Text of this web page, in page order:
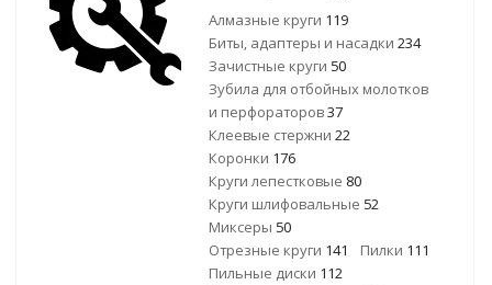
Алмазные круги 119
Биты, адаптеры и насадки 234
Зачистные круги 50
Зубила для отбойных молотков
и перфораторов37
Клеевые стержни 22
Коронки 176
Круги лепестковые 80
Круги шлифовальные 52
Миксеры 50
Отрезные круги 141 Пилки 111
Пильные диски 112